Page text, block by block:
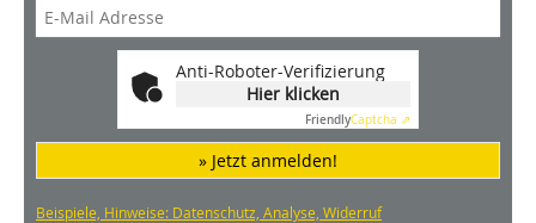
Anti-Roboter-Verifizierung
Hier klicken
FriendlyCaptcha ⇗
» Jetzt anmelden!
Beispiele, Hinweise: Datenschutz, Analyse, Widerruf